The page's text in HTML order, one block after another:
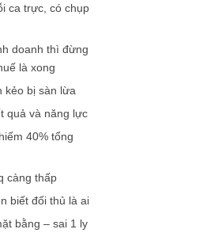
ca trực, có chụp
doanh thì đừng
là xong
kẻo bị sàn lừa
quả và năng lực
40% tổng
càng thấp
biết đối thủ là ai
bằng – sai 1 ly